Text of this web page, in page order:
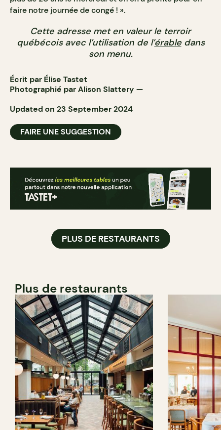
faire notre journée de congé ! ».
Cette adresse met en valeur le terroir
québécois avec l’utilisation de l’érabledans
son menu.
Écrit par Élise Tastet
Photographié parAlison Slattery —
Updated on 23 September 2024
FAIRE UNE SUGGESTION
PLUS DE RESTAURANTS
Plus de restaurants